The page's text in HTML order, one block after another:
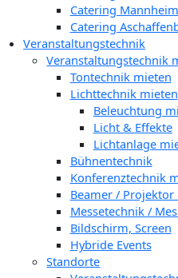
Catering Mannheim
Catering
Veranstaltungstechnik
Veranstaltungstechnik
Tontechnik mieten
Lichttechnik mieten
Beleuchtung
Licht & Effekte
Lichtanlage
Bühnentechnik
Konferenztechnik
Beamer / Projektor
Messetechnik /
Bildschirm, Screen
Hybride Events
Standorte